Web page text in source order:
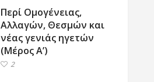
Περί Ομογένειας,
Αλλαγών, Θεσμών και
νέας γενιάς ηγετών
(Μέρος Α’)
2